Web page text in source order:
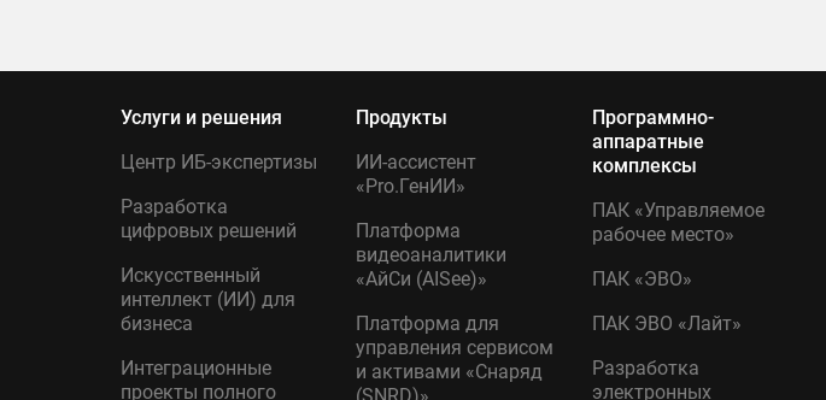
Услуги и решения
Центр ИБ-экспертизы
Разработка
цифровых решений
Искусственный
интеллект (ИИ) для
бизнеса
Интеграционные
проекты полного
Программно-
аппаратные
комплексы
ПАК «Управляемое
рабочее место»
ПАК «ЭВО»
ПАК ЭВО «Лайт»
Разработка
электронных
Продукты
ИИ-ассистент
«Pro.ГенИИ»
Платформа
видеоаналитики
«АйСи (AISee)»
Платформа для
управления сервисом
и активами «Снаряд